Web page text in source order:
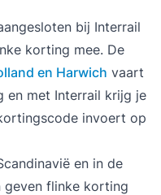
bij Interrail
korting mee. De
en Harwich vaart
en met Interrail krijg je
invoert op
en in de
geven flinke korting